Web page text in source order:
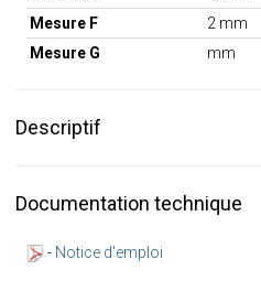
Mesure F
2 mm
Mesure G
mm
Descriptif
Documentation technique
- Notice d'emploi